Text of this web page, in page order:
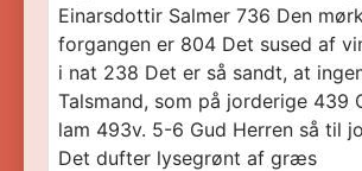
Einarsdottir Salmer 736 Den
forgangen er 804 Det sused af
i nat 238 Det er så sandt, at
Talsmand, som på jorderige 439
lam 493v. 5-6 Gud Herren så til
Det dufter lysegrønt af græs